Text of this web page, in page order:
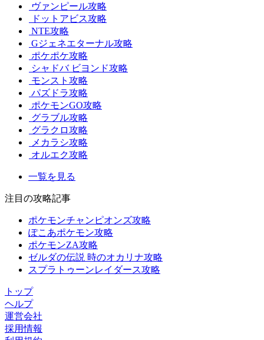
ヴァンピール攻略
ドットアビス攻略
NTE攻略
Gジェネエターナル攻略
ポケポケ攻略
シャドバ ビヨンド攻略
モンスト攻略
パズドラ攻略
ポケモンGO攻略
グラブル攻略
グラクロ攻略
メカラシ攻略
オルエク攻略
一覧を見る
注目の攻略記事
ポケモンチャンピオンズ攻略
ぽこあポケモン攻略
ポケモンZA攻略
ゼルダの伝説 時のオカリナ攻略
スプラトゥーンレイダース攻略
トップ
ヘルプ
運営会社
採用情報